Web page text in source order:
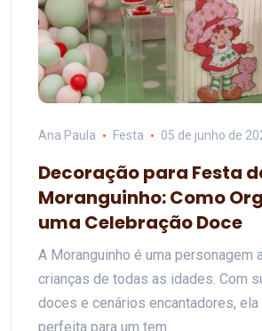
Ana Paula Festa 05 de junho de
Decoração para Festa
Moranguinho: Como
uma Celebração Doce
A Moranguinho é uma personagem
crianças de todas as idades. Com
doces e cenários encantadores, ela
perfeita para um tem